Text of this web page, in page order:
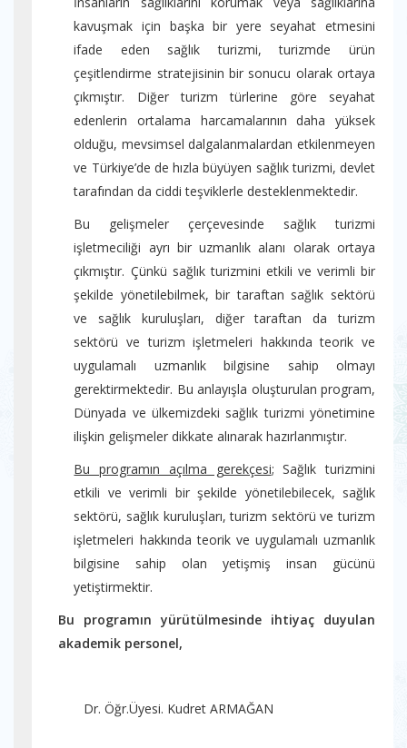
kavuşmak için başka bir yere seyahat etmesini
ifade eden sağlık turizmi, turizmde ürün
çeşitlendirme stratejisinin bir sonucu olarak ortaya
çıkmıştır. Diğer turizm türlerine göre seyahat
edenlerin ortalama harcamalarının daha yüksek
olduğu, mevsimsel dalgalanmalardan etkilenmeyen
ve Türkiye’de de hızla büyüyen sağlık turizmi, devlet
tarafından da ciddi teşviklerle desteklenmektedir.
Bu gelişmeler çerçevesinde sağlık turizmi
işletmeciliği ayrı bir uzmanlık alanı olarak ortaya
çıkmıştır. Çünkü sağlık turizmini etkili ve verimli bir
şekilde yönetilebilmek, bir taraftan sağlık sektörü
ve sağlık kuruluşları, diğer taraftan da turizm
sektörü ve turizm işletmeleri hakkında teorik ve
uygulamalı uzmanlık bilgisine sahip olmayı
gerektirmektedir. Bu anlayışla oluşturulan program,
Dünyada ve ülkemizdeki sağlık turizmi yönetimine
ilişkin gelişmeler dikkate alınarak hazırlanmıştır.
Bu programın açılma gerekçesi; Sağlık turizmini
etkili ve verimli bir şekilde yönetilebilecek, sağlık
sektörü, sağlık kuruluşları, turizm sektörü ve turizm
işletmeleri hakkında teorik ve uygulamalı uzmanlık
bilgisine sahip olan yetişmiş insan gücünü
yetiştirmektir.
Bu programın yürütülmesinde ihtiyaç duyulan
akademik personel,
Dr. Öğr.Üyesi. Kudret ARMAĞAN